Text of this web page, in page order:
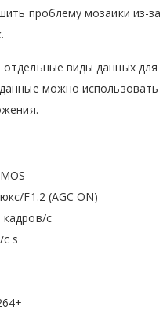
проблему мозаики из-за
виды данных для
можно использовать
F1.2 (AGC ON)
с
s